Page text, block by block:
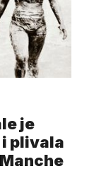
je
plivala